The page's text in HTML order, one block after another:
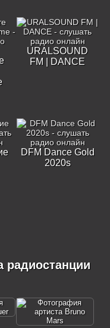
URALSOUND
FM | DANCE
DFM Dance Gold
2020s
радиостанции